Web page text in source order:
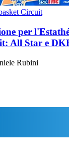
Circuit
per
All Star e
Rubini